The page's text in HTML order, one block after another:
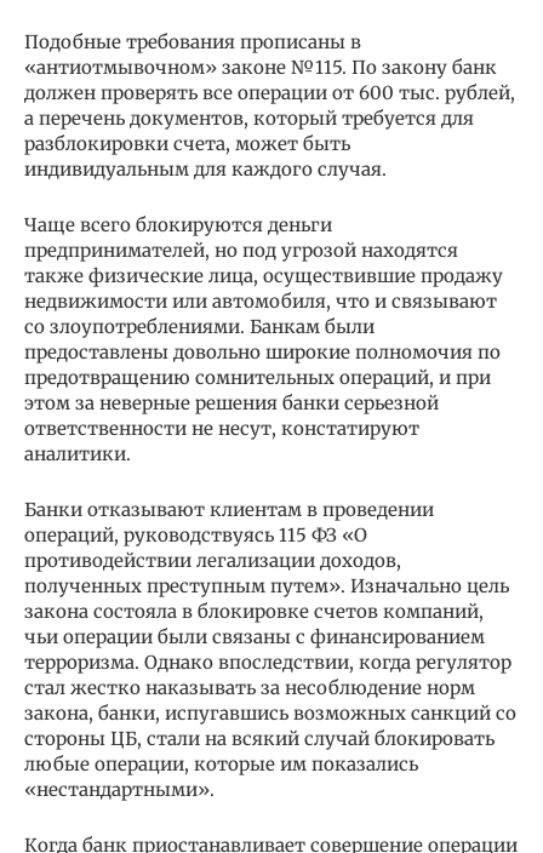
Подобные требования прописаны в
«антиотмывочном» законе №115. По закону банк
должен проверять все операции от 600 тыс. рублей,
а перечень документов, который требуется для
разблокировки счета, может быть
индивидуальным для каждого случая.
Чаще всего блокируются деньги
предпринимателей, но под угрозой находятся
также физические лица, осуществившие продажу
недвижимости или автомобиля, что и связывают
со злоупотреблениями. Банкам были
предоставлены довольно широкие полномочия по
предотвращению сомнительных операций, и при
этом за неверные решения банки серьезной
ответственности не несут, констатируют
аналитики.
Банки отказывают клиентам в проведении
операций, руководствуясь 115 ФЗ «О
противодействии легализации доходов,
полученных преступным путем». Изначально цель
закона состояла в блокировке счетов компаний,
чьи операции были связаны с финансированием
терроризма. Однако впоследствии, когда регулятор
стал жестко наказывать за несоблюдение норм
закона, банки, испугавшись возможных санкций со
стороны ЦБ, стали на всякий случай блокировать
любые операции, которые им показались
«нестандартными».
Когда банк приостанавливает совершение операции